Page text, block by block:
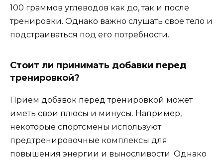
100 граммов углеводов как до, так и после
тренировки. Однако важно слушать свое тело и
подстраиваться под его потребности.
Стоит ли принимать добавки перед
тренировкой?
Прием добавок перед тренировкой может
иметь свои плюсы и минусы. Например,
некоторые спортсмены используют
предтренировочные комплексы для
повышения энергии и выносливости. Однако